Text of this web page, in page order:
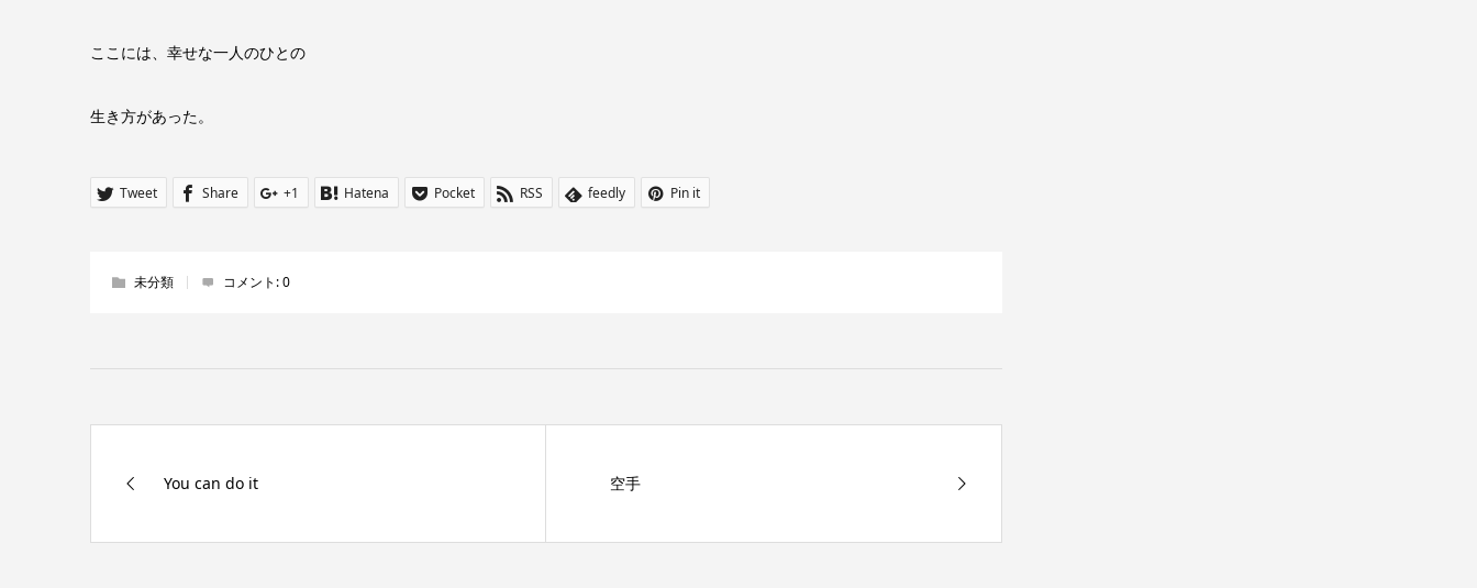
ここには、幸せな一人のひとの
生き方があった。
Tweet Share +1 Hatena Pocket RSS feedly Pin it
未分類 コメント:0
You can do it 空手